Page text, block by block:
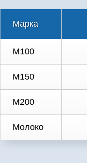
Марка
M100
M150
M200
Молоко